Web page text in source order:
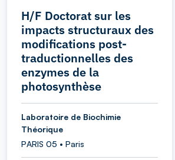
H/F Doctorat sur les
impacts structuraux des
modifications post-
traductionnelles des
enzymes de la
photosynthèse
Laboratoire de Biochimie
Théorique
PARIS 05 • Paris